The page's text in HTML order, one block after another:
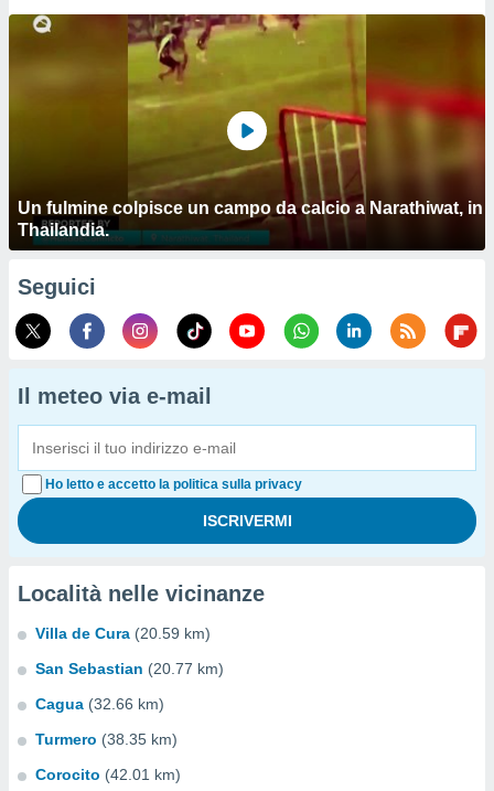
Un fulmine colpisce un campo da calcio a Narathiwat, in
Thailandia.
Seguici
Il meteo via e-mail
Ho letto e accetto la politica sulla privacy
Località nelle vicinanze
Villa de Cura (20.59 km)
San Sebastian (20.77 km)
Cagua (32.66 km)
Turmero (38.35 km)
Corocito (42.01 km)